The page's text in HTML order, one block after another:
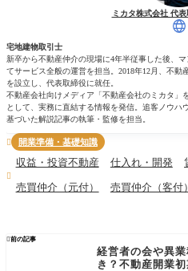
ミカタ株式会社 代
宅地建物取引士
新卒から不動産仲介の現場に4年半従事した後、
てサービス全般の運営を担当。2018年12月、不
を設立し、代表取締役に就任。
不動産会社向けメディア「不動産会社のミカタ」
として、実務に直結する情報を発信。追客ノウハ
基づいた解説記事の執筆・監修を担当。
 開業準備・基礎知識

収益・投資不動産 仕入れ・開発
売買仲介（元付） 売買仲介（客付）
前の記事
経営者の会や異
き？不動産開業